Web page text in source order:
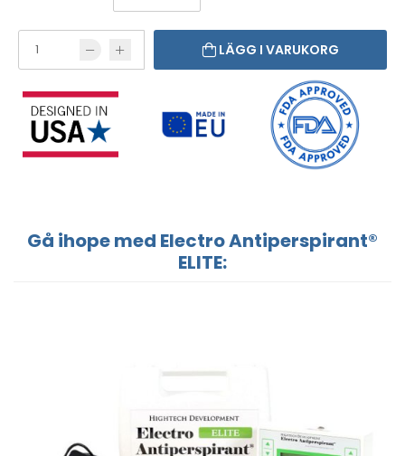
LÄGG I VARUKORG
Gå ihope med Electro Antiperspirant®
ELITE: